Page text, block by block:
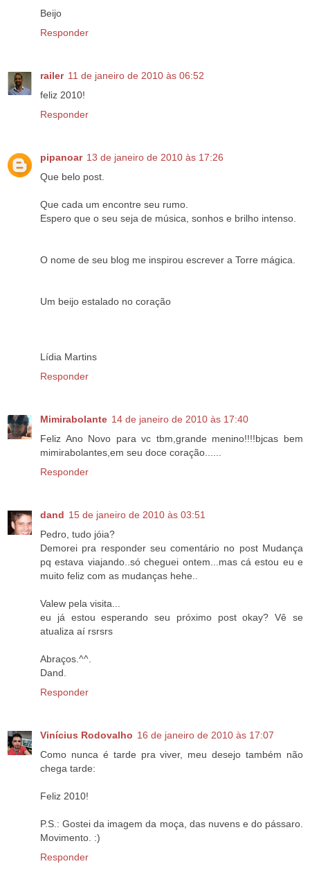
Beijo
Responder
railer 11 de janeiro de 2010 às 06:52
feliz 2010!
Responder
pipanoar 13 de janeiro de 2010 às 17:26
Que belo post.
Que cada um encontre seu rumo.
Espero que o seu seja de música, sonhos e brilho intenso.
O nome de seu blog me inspirou escrever a Torre mágica.
Um beijo estalado no coração
Lídia Martins
Responder
Mimirabolante 14 de janeiro de 2010 às 17:40
Feliz Ano Novo para vc tbm,grande menino!!!!bjcas bem
mimirabolantes,em seu doce coração......
Responder
dand 15 de janeiro de 2010 às 03:51
Pedro, tudo jóia?
Demorei pra responder seu comentário no post Mudança
pq estava viajando..só cheguei ontem...mas cá estou eu e
muito feliz com as mudanças hehe..
Valew pela visita...
eu já estou esperando seu próximo post okay? Vê se
atualiza aí rsrsrs
Abraços.^^.
Dand.
Responder
Vinícius Rodovalho 16 de janeiro de 2010 às 17:07
Como nunca é tarde pra viver, meu desejo também não
chega tarde:
Feliz 2010!
P.S.: Gostei da imagem da moça, das nuvens e do pássaro.
Movimento. :)
Responder